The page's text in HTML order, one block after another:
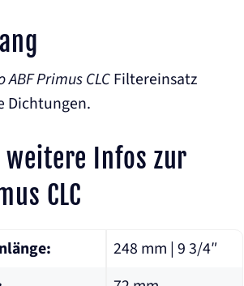
ABF Primus CLCFiltereinsatz
Dichtungen.
weitere Infos zur
CLC
248 mm | 9 3/4″